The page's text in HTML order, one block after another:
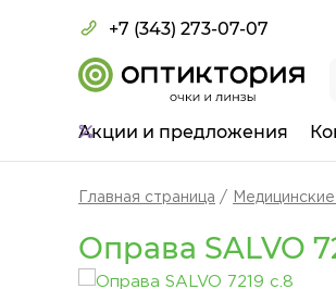
+7 (343) 273-07-07
Акции и предложения
Главная страница
Оправа SALVO